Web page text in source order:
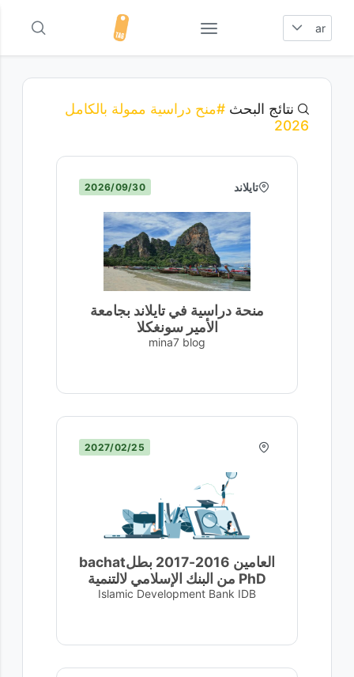
ar
نتائج البحث #منح دراسية ممولة بالكامل
2026
تايلاند 30‏/09‏/2026
منحة دراسية في تايلاند بجامعة
الأمير سونغكلا
mina7 blog
25‏/02‏/2027
العامين 2016-2017 بطلbachat
PhD من البنك الإسلامي لالتنمية
Islamic Development Bank IDB